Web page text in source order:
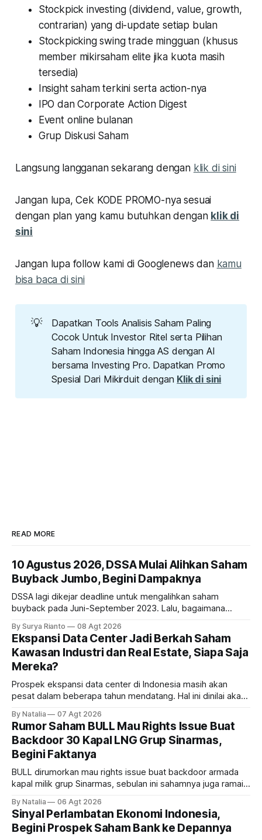
Stockpick investing (dividend, value, growth,
contrarian) yang di-update setiap bulan
Stockpicking swing trade mingguan (khusus
member mikirsaham elite jika kuota masih
tersedia)
Insight saham terkini serta action-nya
IPO dan Corporate Action Digest
Event online bulanan
Grup Diskusi Saham
Langsung langganan sekarang dengan klik di sini
Jangan lupa, Cek KODE PROMO-nya sesuai
dengan plan yang kamu butuhkan dengan klik di
sini
Jangan lupa follow kami di Googlenews dan kamu
bisa baca di sini
💡
Dapatkan Tools Analisis Saham Paling
Cocok Untuk Investor Ritel serta Pilihan
Saham Indonesia hingga AS dengan AI
bersama Investing Pro. Dapatkan Promo
Spesial Dari Mikirduit dengan Klik di sini
READ MORE
10 Agustus 2026, DSSA Mulai Alihkan Saham
Buyback Jumbo, Begini Dampaknya
DSSA lagi dikejar deadline untuk mengalihkan saham
buyback pada Juni-September 2023. Lalu, bagaimana
By Surya Rianto 08 Agt 2026
Ekspansi Data Center Jadi Berkah Saham
Kawasan Industri dan Real Estate, Siapa Saja
Mereka?
Prospek ekspansi data center di Indonesia masih akan
pesat dalam beberapa tahun mendatang. Hal ini dinilai akan
estate, ada siapa saja mereka?
By Natalia 07 Agt 2026
Rumor Saham BULL Mau Rights Issue Buat
Backdoor 30 Kapal LNG Grup Sinarmas,
Begini Faktanya
BULL dirumorkan mau rights issue buat backdoor armada
kapal milik grup Sinarmas, sebulan ini sahamnya juga ramai
masih menarik dilirik?
By Natalia 06 Agt 2026
Sinyal Perlambatan Ekonomi Indonesia,
Begini Prospek Saham Bank ke Depannya